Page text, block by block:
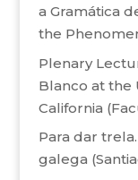
a Gramática
the
Plenary
Blanco at the
California
Para dar
galega